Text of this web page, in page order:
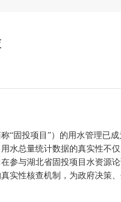
“固投项目”）的用水管理已
水总量统计数据的真实性不
参与湖北省固投项目水资源
实性核查机制，为政府决策